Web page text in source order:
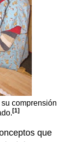
comprensión
[1]
que